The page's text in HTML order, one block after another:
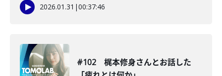
2026.01.31 |00:37:46
#102 梶本修身さんとお話した